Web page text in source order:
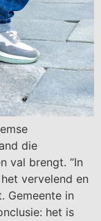
die
val brengt. “In
vervelend en
Gemeente in
het is